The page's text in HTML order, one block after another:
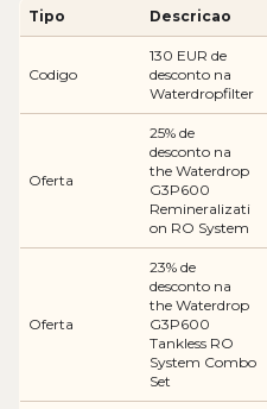
Tipo Descricao
Codigo
130 EUR de
desconto na
Waterdropfilter
Oferta
25% de
desconto na
the Waterdrop
G3P600
Remineralizati
on RO System
Oferta
23% de
desconto na
the Waterdrop
G3P600
Tankless RO
System Combo
Set